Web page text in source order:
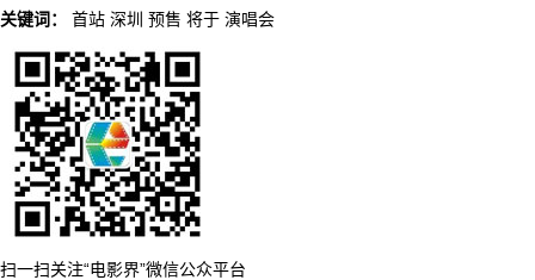
关键词： 首站 深圳 预售 将于 演唱会
扫一扫关注“电影界”微信公众平台